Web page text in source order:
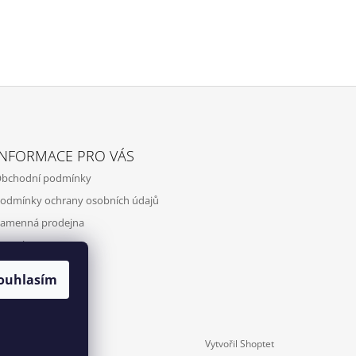
PRO VÁS
podmínky
ochrany osobních údajů
prodejna
Vytvořil Shoptet